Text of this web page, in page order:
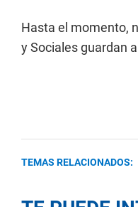
Hasta el momento,
y Sociales guardan
TEMAS RELACIONADOS: